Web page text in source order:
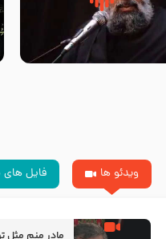
سلام جوانی که امام حسین علیه
السلام خودش جوابش را دادند
ویدئو ها فایل
مادر منم مثل